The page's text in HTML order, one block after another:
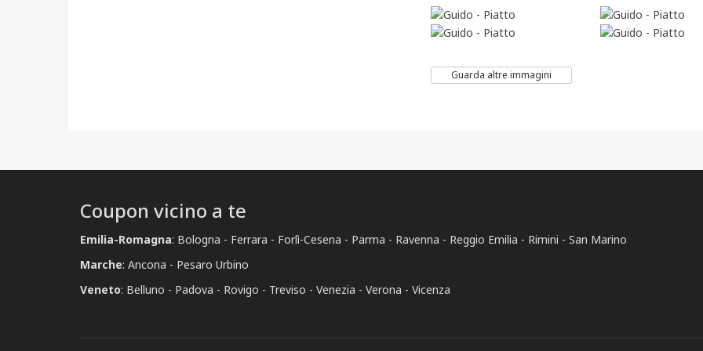
Guarda altre immagini
Coupon vicino a te
Emilia-Romagna: Bologna Ferrara Forlì-Cesena Parma Ravenna Reggio Emilia Rimini
San Marino
Marche: Ancona
Pesaro Urbino
Veneto: Belluno Padova Rovigo Treviso Venezia Verona Vicenza